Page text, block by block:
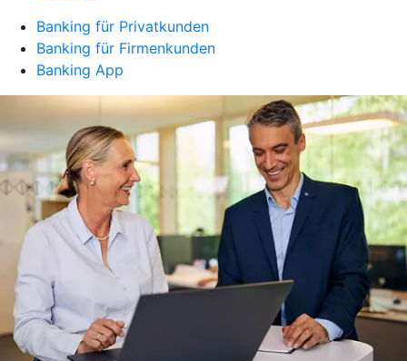
Banking für Privatkunden
Banking für Firmenkunden
Banking App